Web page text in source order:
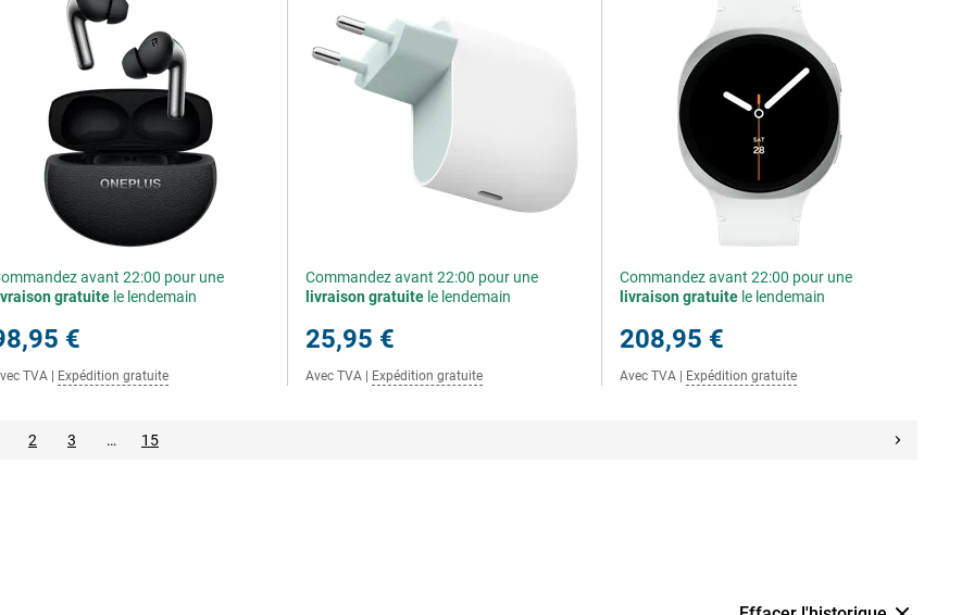
avant 22:00 pour une
gratuite le lendemain
€
TVA Expédition gratuite
Commandez avant 22:00 pour une
livraison gratuite le lendemain
25,95 €
Avec TVA Expédition gratuite
Commandez avant 22:00 pour une
livraison gratuite le lendemain
208,95 €
Avec TVA Expédition gratuite
2 3 … 15